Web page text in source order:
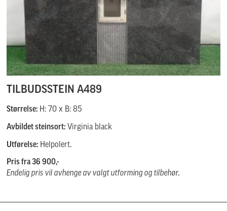
TILBUDSSTEIN A489
Størrelse: H: 70 x B: 85
Avbildet steinsort: Virginia black
Utførelse: Helpolert.
Pris fra 36 900,-
Endelig pris vil avhenge av valgt utforming og tilbehør.